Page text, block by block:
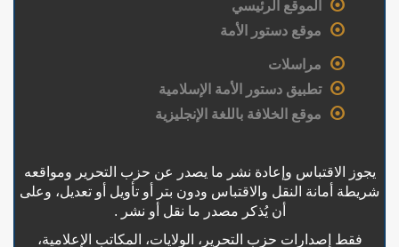
الموقع الرئيسي
موقع دستور الأمة
مراسلات
تطبيق دستور الأمة الإسلامية
موقع الخلافة باللغة الإنجليزية
يجوز الاقتباس وإعادة نشر ما يصدر عن حزب التحرير ومواقعه
شريطة أمانة النقل والاقتباس ودون بتر أو تأويل أو تعديل، وعلى
أن يُذكر مصدر ما نقل أو نشر .
فقط إصدارات حزب التحرير، الولايات، المكاتب الإعلامية،